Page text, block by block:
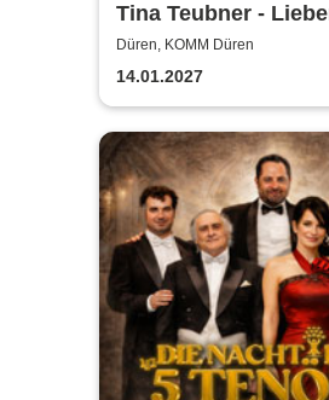
Tina Teubner -
alt werden als
bleiben
Düren, KOMM Düren
14.01.2027